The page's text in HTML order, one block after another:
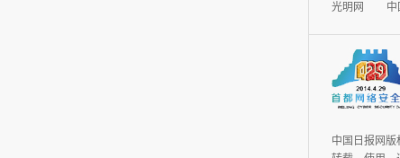
光明网 中
中国日报网版